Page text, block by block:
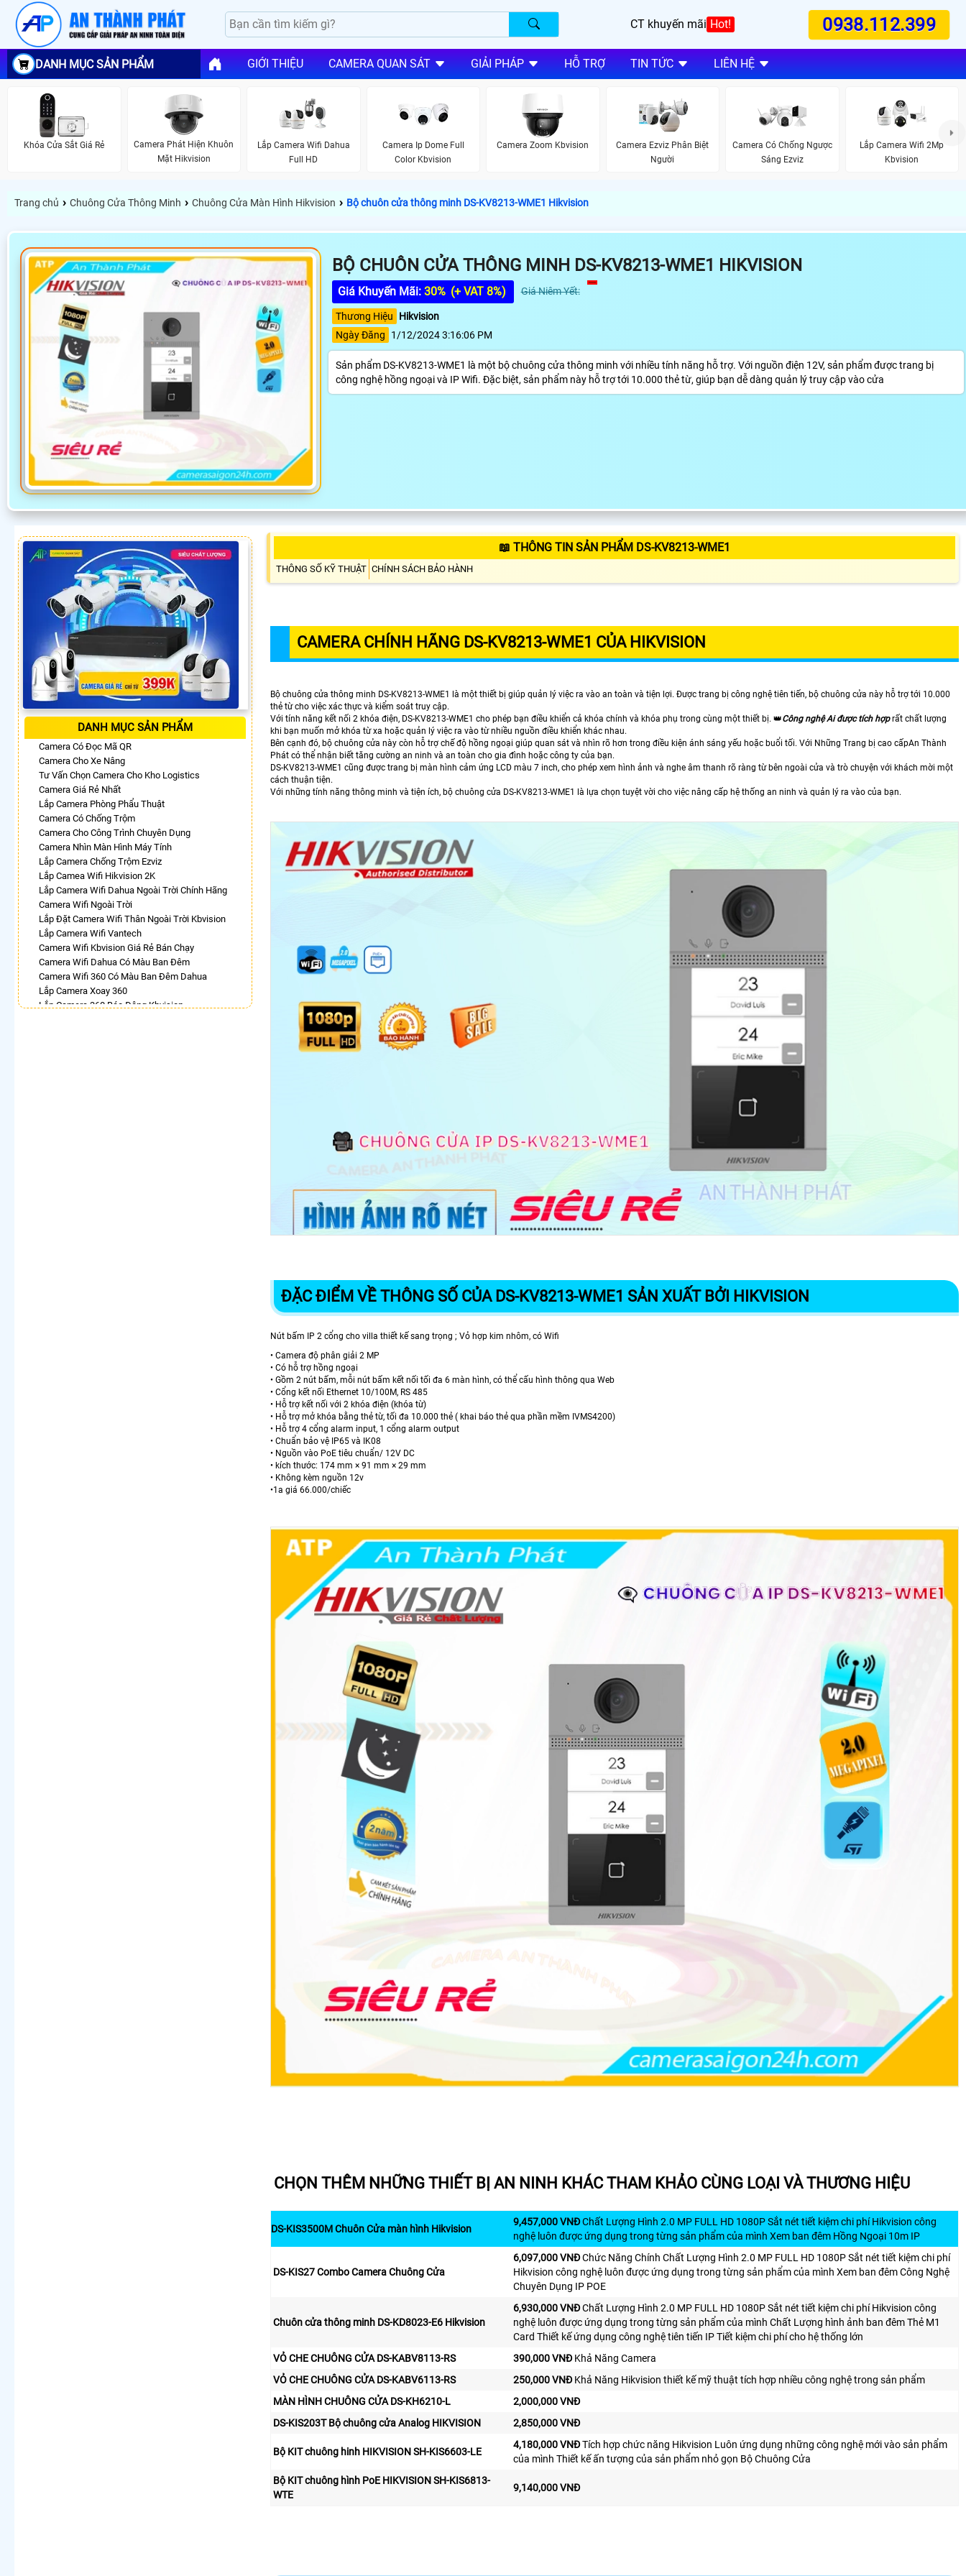
CT khuyến mãi Hot! 0938.112.399
DANH MỤC SẢN PHẨM GIỚI THIỆU CAMERA QUAN SÁT GIẢI PHÁP HỖ TRỢ TIN TỨC LIÊN HỆ
Khóa Cửa Sắt Giá Rẻ
Camera Phát Hiện Khuôn
Mặt Hikvision
Lắp Camera Wifi Dahua
Full HD
Camera Ip Dome Full
Color Kbvision
Camera Zoom Kbvision
Camera Ezviz Phân Biệt
Người
Camera Có Chống Ngược
Sáng Ezviz
Lắp Camera Wifi 2Mp
Kbvision
Trang chủ › Chuông Cửa Thông Minh › Chuông Cửa Màn Hình Hikvision › Bộ chuôn cửa thông minh DS-KV8213-WME1 Hikvision
BỘ CHUÔN CỬA THÔNG MINH DS-KV8213-WME1 HIKVISION
Giá Khuyến Mãi: 30% (+ VAT 8%) Giá Niêm Yết:
Thương Hiệu
Hikvision
Ngày Đăng
1/12/2024 3:16:06 PM
Sản phẩm DS-KV8213-WME1 là một bộ chuông cửa thông minh với nhiều tính năng hỗ trợ. Với nguồn điện 12V, sản phẩm được trang bị
công nghệ hồng ngoại và IP Wifi. Đặc biệt, sản phẩm này hỗ trợ tới 10.000 thẻ từ, giúp bạn dễ dàng quản lý truy cập vào cửa
DANH MỤC SẢN PHẨM
Camera Có Đọc Mã QR
Camera Cho Xe Nâng
Tư Vấn Chọn Camera Cho Kho Logistics
Camera Giá Rẻ Nhất
Lắp Camera Phòng Phẩu Thuật
Camera Có Chống Trộm
Camera Cho Công Trình Chuyên Dụng
Camera Nhìn Màn Hình Máy Tính
Lắp Camera Chống Trộm Ezviz
Lắp Camea Wifi Hikvision 2K
Lắp Camera Wifi Dahua Ngoài Trời Chính Hãng
Camera Wifi Ngoài Trời
Lắp Đặt Camera Wifi Thân Ngoài Trời Kbvision
Lắp Camera Wifi Vantech
Camera Wifi Kbvision Giá Rẻ Bán Chạy
Camera Wifi Dahua Có Màu Ban Đêm
Camera Wifi 360 Có Màu Ban Đêm Dahua
Lắp Camera Xoay 360
Lắp Camera 360 Báo Động Kbvision
📖 THÔNG TIN SẢN PHẨM DS-KV8213-WME1
THÔNG SỐ KỸ THUẬT CHÍNH SÁCH BẢO HÀNH
CAMERA CHÍNH HÃNG DS-KV8213-WME1 CỦA HIKVISION
Bộ chuông cửa thông minh DS-KV8213-WME1 là một thiết bị giúp quản lý việc ra vào an toàn và tiện lợi. Được trang bị công nghệ tiên tiến, bộ chuông cửa này hỗ trợ tới 10.000
thẻ từ cho việc xác thực và kiểm soát truy cập.
Với tính năng kết nối 2 khóa điện, DS-KV8213-WME1 cho phép bạn điều khiển cả khóa chính và khóa phụ trong cùng một thiết bị. 👑Công nghệ Ai được tích hợprất chất lượng
khi bạn muốn mở khóa từ xa hoặc quản lý việc ra vào từ nhiều nguồn điều khiển khác nhau.
Bên cạnh đó, bộ chuông cửa này còn hỗ trợ chế độ hồng ngoại giúp quan sát và nhìn rõ hơn trong điều kiện ánh sáng yếu hoặc buổi tối. Với Những Trang bị cao cấpAn Thành
Phát có thể nhận biết tăng cường an ninh và an toàn cho gia đình hoặc công ty của bạn.
DS-KV8213-WME1 cũng được trang bị màn hình cảm ứng LCD màu 7 inch, cho phép xem hình ảnh và nghe âm thanh rõ ràng từ bên ngoài cửa và trò chuyện với khách mời một
cách thuận tiện.
Với những tính năng thông minh và tiện ích, bộ chuông cửa DS-KV8213-WME1 là lựa chọn tuyệt vời cho việc nâng cấp hệ thống an ninh và quản lý ra vào của bạn.
ĐẶC ĐIỂM VỀ THÔNG SỐ CỦA DS-KV8213-WME1 SẢN XUẤT BỞI HIKVISION
Nút bấm IP 2 cổng cho villa thiết kế sang trọng ; Vỏ hợp kim nhôm, có Wifi
• Camera độ phân giải 2 MP
• Có hỗ trợ hồng ngoại
• Gồm 2 nút bấm, mỗi nút bấm kết nối tối đa 6 màn hình, có thể cấu hình thông qua Web
• Cổng kết nối Ethernet 10/100M, RS 485
• Hỗ trợ kết nối với 2 khóa điện (khóa từ)
• Hỗ trợ mở khóa bằng thẻ từ, tối đa 10.000 thẻ ( khai báo thẻ qua phần mềm IVMS4200)
• Hỗ trợ 4 cổng alarm input, 1 cổng alarm output
• Chuẩn bảo vệ IP65 và IK08
• Nguồn vào PoE tiêu chuẩn/ 12V DC
• kích thước: 174 mm × 91 mm × 29 mm
• Không kèm nguồn 12v
•1a giá 66.000/chiếc
CHỌN THÊM NHỮNG THIẾT BỊ AN NINH KHÁC THAM KHẢO CÙNG LOẠI VÀ THƯƠNG HIỆU
DS-KIS3500M Chuôn Cửa màn hình Hikvision
9,457,000 VNĐChất Lượng Hình 2.0 MP FULL HD 1080P Sắt nét tiết kiệm chi phí Hikvision công
nghệ luôn được ứng dụng trong từng sản phẩm của mình Xem ban đêm Hồng Ngoại 10m IP
DS-KIS27 Combo Camera Chuông Cửa
6,097,000 VNĐChức Năng Chính Chất Lượng Hình 2.0 MP FULL HD 1080P Sắt nét tiết kiệm chi phí
Hikvision công nghệ luôn được ứng dụng trong từng sản phẩm của mình Xem ban đêm Công Nghệ
Chuyên Dụng IP POE
Chuôn cửa thông minh DS-KD8023-E6 Hikvision
6,930,000 VNĐChất Lượng Hình 2.0 MP FULL HD 1080P Sắt nét tiết kiệm chi phí Hikvision công
nghệ luôn được ứng dụng trong từng sản phẩm của mình Chất Lượng hình ảnh ban đêm Thẻ M1
Card Thiết kế ứng dụng công nghệ tiên tiến IP Tiết kiệm chi phí cho hệ thống lớn
VỎ CHE CHUÔNG CỬA DS-KABV8113-RS
390,000 VNĐKhả Năng Camera
VỎ CHE CHUÔNG CỬA DS-KABV6113-RS
250,000 VNĐKhả Năng Hikvision thiết kế mỹ thuật tích hợp nhiều công nghệ trong sản phẩm
MÀN HÌNH CHUÔNG CỬA DS-KH6210-L
2,000,000 VNĐ
DS-KIS203T Bộ chuông cửa Analog HIKVISION
2,850,000 VNĐ
Bộ KIT chuông hinh HIKVISION SH-KIS6603-LE
4,180,000 VNĐTích hợp chức năng Hikvision Luôn ứng dụng những công nghệ mới vào sản phẩm
của mình Thiết kế ấn tượng của sản phẩm nhỏ gọn Bộ Chuông Cửa
Bộ KIT chuông hình PoE HIKVISION SH-KIS6813-
WTE
9,140,000 VNĐ